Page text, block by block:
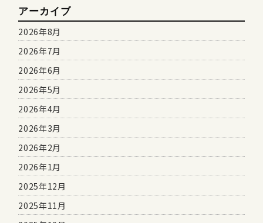
アーカイブ
2026年8月
2026年7月
2026年6月
2026年5月
2026年4月
2026年3月
2026年2月
2026年1月
2025年12月
2025年11月